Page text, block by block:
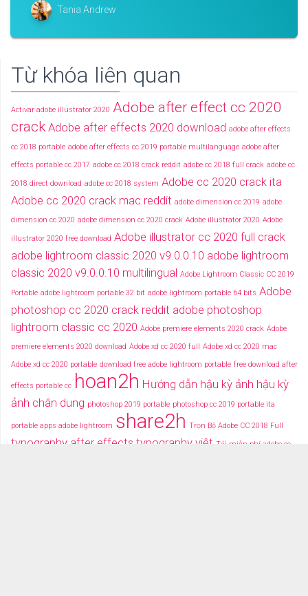
Tania Andrew
Từ khóa liên quan
Activar adobe illustrator 2020 Adobe after effect cc 2020
crack Adobe after effects 2020 download adobe after effects
cc 2018 portable adobe after effects cc 2019 portable multilanguage adobe after
effects portable cc 2017 adobe cc 2018 crack reddit adobe cc 2018 full crack adobe cc
2018 direct download adobe cc 2018 system Adobe cc 2020 crack ita
Adobe cc 2020 crack mac reddit adobe dimension cc 2019 adobe
dimension cc 2020 adobe dimension cc 2020 crack Adobe illustrator 2020 Adobe
illustrator 2020 free download Adobe illustrator cc 2020 full crack
adobe lightroom classic 2020 v9.0.0.10 adobe lightroom
classic 2020 v9.0.0.10 multilingual Adobe Lightroom Classic CC 2019
Portable adobe lightroom portable 32 bit adobe lightroom portable 64 bits Adobe
photoshop cc 2020 crack reddit adobe photoshop
lightroom classic cc 2020 Adobe premiere elements 2020 crack Adobe
premiere elements 2020 download Adobe xd cc 2020 full
Adobe xd cc 2020 mac
Adobe xd cc 2020 portable download free adobe lightroom portable free download after
effects portable cc hoan2h Hướng dẫn hậu kỳ ảnh hậu kỳ
ảnh chân dung photoshop 2019 portable photoshop cc 2019 portable ita
portable apps adobe lightroom share2h Trọn Bộ Adobe CC 2018 Full
typography after effects typography việt Tải miễn phí adobe cc